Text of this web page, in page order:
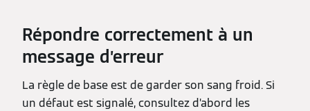
Répondre correctement à un
message d’erreur
La règle de base est de garder son sang froid. Si
un défaut est signalé, consultez d’abord les